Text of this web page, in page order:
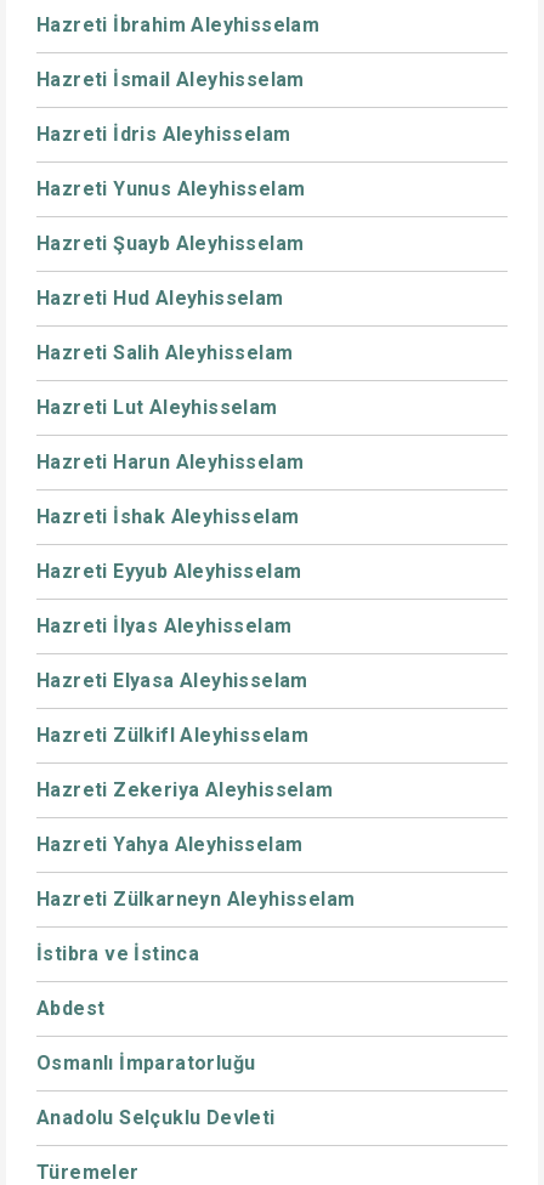
Hazreti İbrahim Aleyhisselam
Hazreti İsmail Aleyhisselam
Hazreti İdris Aleyhisselam
Hazreti Yunus Aleyhisselam
Hazreti Şuayb Aleyhisselam
Hazreti Hud Aleyhisselam
Hazreti Salih Aleyhisselam
Hazreti Lut Aleyhisselam
Hazreti Harun Aleyhisselam
Hazreti İshak Aleyhisselam
Hazreti Eyyub Aleyhisselam
Hazreti İlyas Aleyhisselam
Hazreti Elyasa Aleyhisselam
Hazreti Zülkifl Aleyhisselam
Hazreti Zekeriya Aleyhisselam
Hazreti Yahya Aleyhisselam
Hazreti Zülkarneyn Aleyhisselam
İstibra ve İstinca
Abdest
Osmanlı İmparatorluğu
Anadolu Selçuklu Devleti
Türemeler